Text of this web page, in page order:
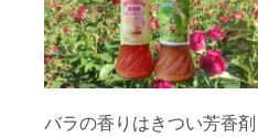
バラの香りはきつい芳香剤